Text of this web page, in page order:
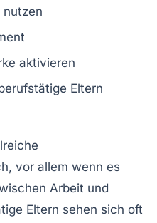
nutzen
aktivieren
Eltern
vor allem wenn es
Arbeit und
Eltern sehen sich oft